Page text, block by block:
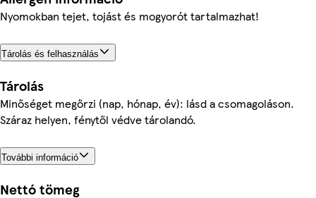
Nyomokban tejet, tojást és mogyorót tartalmazhat!
Tárolás és felhasználás
Tárolás
Minőséget megőrzi (nap, hónap, év): lásd a csomagoláson.
Száraz helyen, fénytől védve tárolandó.
További információ
Nettó tömeg